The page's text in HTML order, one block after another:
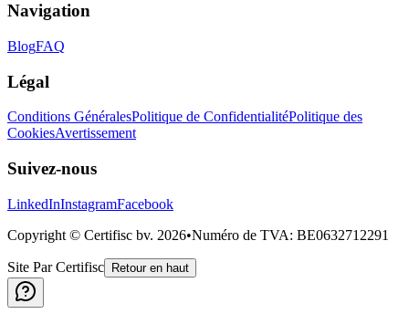
Navigation
BlogFAQ
Légal
Conditions GénéralesPolitique de ConfidentialitéPolitique des
CookiesAvertissement
Suivez-nous
LinkedInInstagramFacebook
Copyright © Certifisc bv. 2026•Numéro de TVA: BE0632712291
Site Par Certifisc Retour en haut